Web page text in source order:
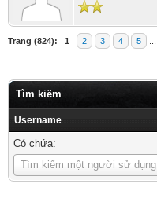
Trang (824): 1 2 3 4 5
Tìm kiếm
Username
Có chứa:
Tìm kiếm một người sử dụng
Username